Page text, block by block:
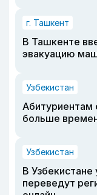
г. Ташкент
В Ташкенте
эвакуацию
Узбекистан
Абитуриентам
больше
Узбекистан
В Узбекистане
переведут